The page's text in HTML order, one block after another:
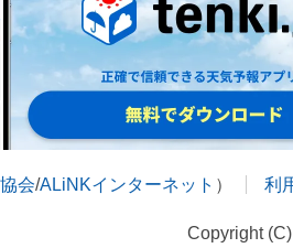
会/ALiNKインターネット ） 利
Copyright